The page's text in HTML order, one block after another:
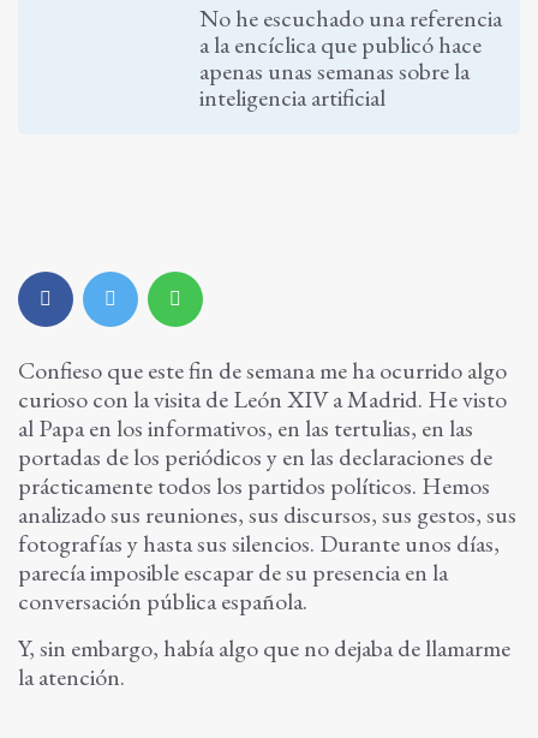
No he escuchado una referencia
a la encíclica que publicó hace
apenas unas semanas sobre la
inteligencia artificial
Confieso que este fin de semana me ha ocurrido algo
curioso con la visita de León XIV a Madrid. He visto
al Papa en los informativos, en las tertulias, en las
portadas de los periódicos y en las declaraciones de
prácticamente todos los partidos políticos. Hemos
analizado sus reuniones, sus discursos, sus gestos, sus
fotografías y hasta sus silencios. Durante unos días,
parecía imposible escapar de su presencia en la
conversación pública española.
Y, sin embargo, había algo que no dejaba de llamarme
la atención.